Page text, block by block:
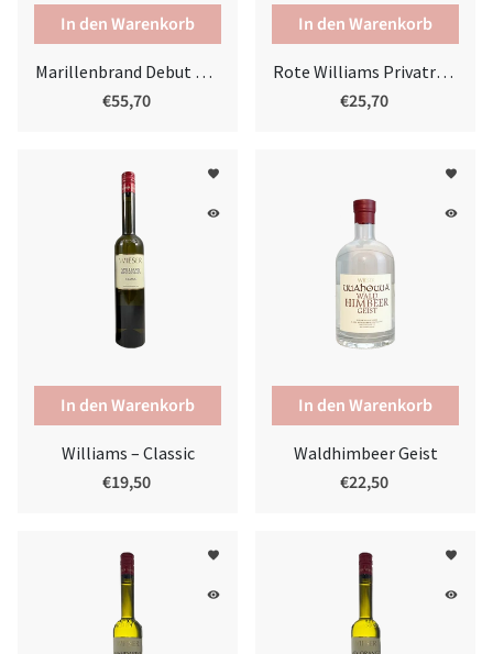
Marillenbrand Debut 2024 Lionhart Wieser
€55,70
Rote Williams Privatreserve
€25,70
favorite
remove_red_eye
Williams – Classic
€19,50
favorite
remove_red_eye
Waldhimbeer Geist
€22,50
favorite
remove_red_eye
favorite
remove_red_eye